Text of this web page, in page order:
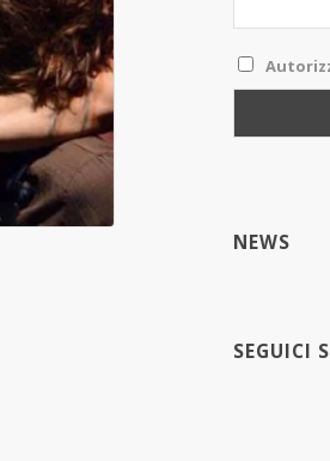
NEWS
SEGUICI